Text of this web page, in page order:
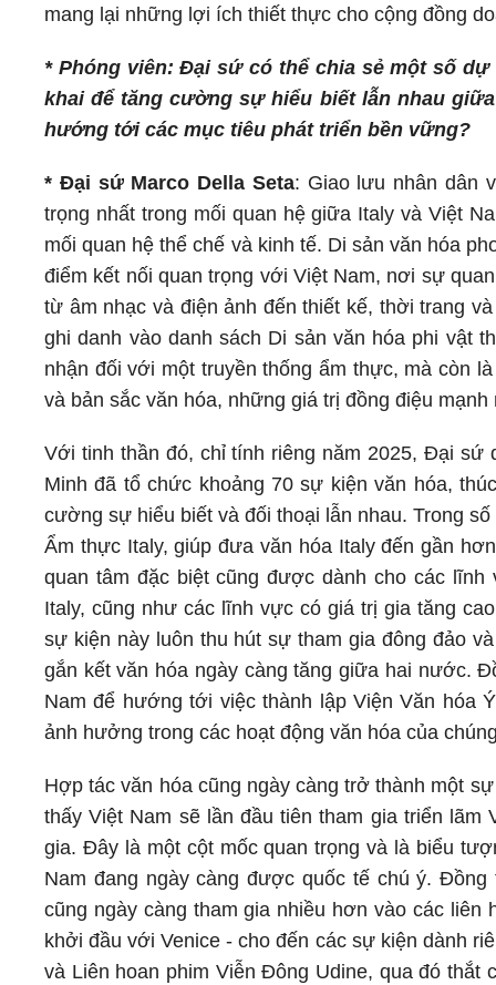
mang lại những lợi ích thiết thực cho cộng đồng
* Phóng viên: Đại sứ có thể chia sẻ một số
khai để tăng cường sự hiểu biết lẫn nhau
hướng tới các mục tiêu phát triển bền vững?
* Đại sứ Marco Della Seta: Giao lưu nhân dân
trọng nhất trong mối quan hệ giữa Italy và Việt
mối quan hệ thể chế và kinh tế. Di sản văn hóa
điểm kết nối quan trọng với Việt Nam, nơi sự
từ âm nhạc và điện ảnh đến thiết kế, thời trang
ghi danh vào danh sách Di sản văn hóa phi vật
nhận đối với một truyền thống ẩm thực, mà còn
và bản sắc văn hóa, những giá trị đồng điệu
Với tinh thần đó, chỉ tính riêng năm 2025, Đại sứ
Minh đã tổ chức khoảng 70 sự kiện văn hóa,
cường sự hiểu biết và đối thoại lẫn nhau. Trong
Ẩm thực Italy, giúp đưa văn hóa Italy đến gần
quan tâm đặc biệt cũng được dành cho các
Italy, cũng như các lĩnh vực có giá trị gia tăng
sự kiện này luôn thu hút sự tham gia đông đảo
gắn kết văn hóa ngày càng tăng giữa hai nước.
Nam để hướng tới việc thành lập Viện Văn hóa
ảnh hưởng trong các hoạt động văn hóa của
Hợp tác văn hóa cũng ngày càng trở thành một
thấy Việt Nam sẽ lần đầu tiên tham gia triển
gia. Đây là một cột mốc quan trọng và là biểu
Nam đang ngày càng được quốc tế chú ý.
cũng ngày càng tham gia nhiều hơn vào các
khởi đầu với Venice - cho đến các sự kiện dành
và Liên hoan phim Viễn Đông Udine, qua đó